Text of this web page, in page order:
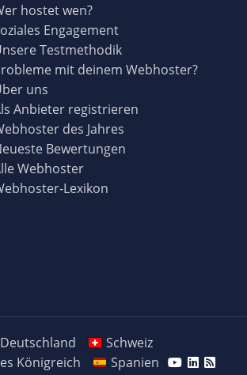
hostet wen?
Engagement
Testmethodik
mit deinem Webhoster?
uns
Anbieter registrieren
des Jahres
Bewertungen
Webhoster
Lexikon
Deutschland
Schweiz
Königreich
Spanien